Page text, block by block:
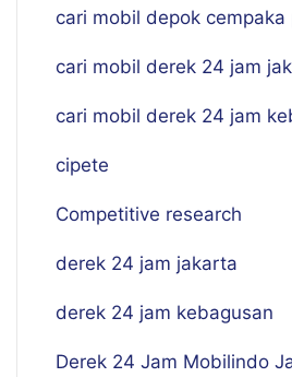
cari mobil depok cempaka
cari mobil derek 24 jam
cari mobil derek 24 jam
cipete
Competitive research
derek 24 jam jakarta
derek 24 jam kebagusan
Derek 24 Jam Mobilindo